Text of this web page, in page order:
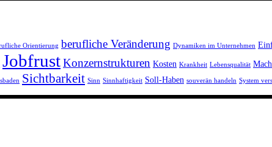
Orientierung berufliche Veränderung Dynamiken im Unternehmen
JobfrustKonzernstrukturen Kosten Krankheit Lebensqualität
Sichtbarkeit Sinn Sinnhaftigkeit Soll-Haben souverän handeln System